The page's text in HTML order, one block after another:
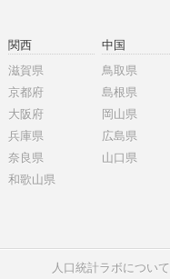
関西
滋賀県
京都府
大阪府
兵庫県
奈良県
和歌山県
中国
鳥取県
島根県
岡山県
広島県
山口県
人口統計ラボについて